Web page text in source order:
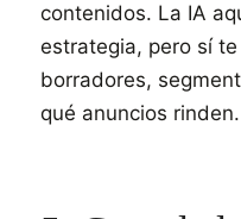
contenidos. La IA
estrategia, pero sí
borradores,
qué anuncios rinden.